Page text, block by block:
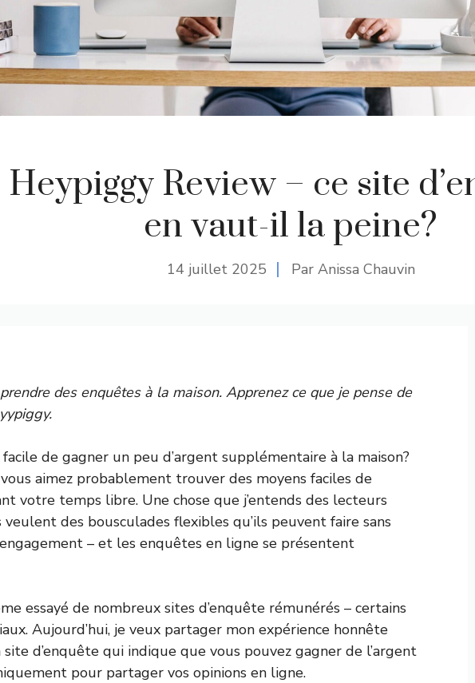
Heypiggy Review – ce site
en vaut-il la peine?
14 juillet 2025 Par Anissa Chauvin
des enquêtes à la maison. Apprenez ce que je pense de
de gagner un peu d’argent supplémentaire à la maison?
aimez probablement trouver des moyens faciles de
votre temps libre. Une chose que j’entends des lecteurs
veulent des bousculades flexibles qu’ils peuvent faire sans
– et les enquêtes en ligne se présentent
essayé de nombreux sites d’enquête rémunérés – certains
Aujourd’hui, je veux partager mon expérience honnête
d’enquête qui indique que vous pouvez gagner de l’argent
pour partager vos opinions en ligne.